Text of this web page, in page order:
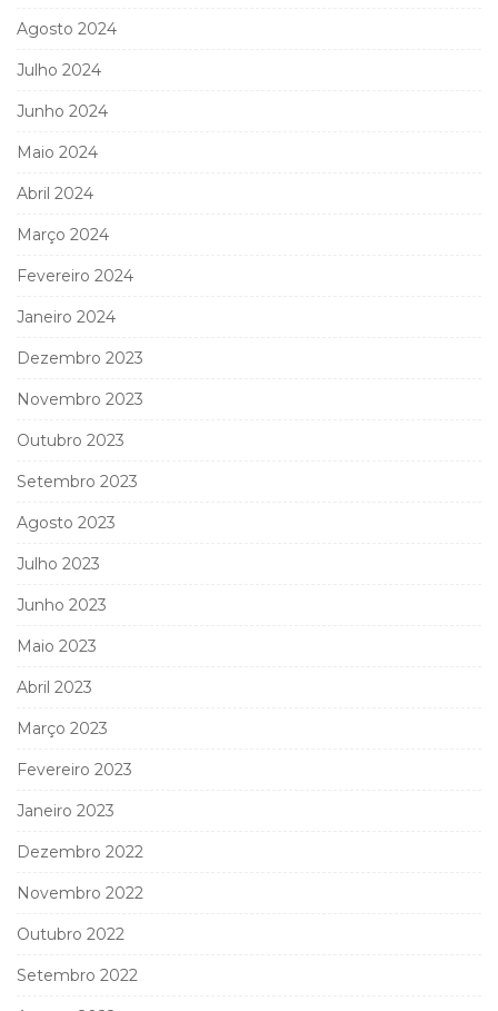
Agosto 2024
Julho 2024
Junho 2024
Maio 2024
Abril 2024
Março 2024
Fevereiro 2024
Janeiro 2024
Dezembro 2023
Novembro 2023
Outubro 2023
Setembro 2023
Agosto 2023
Julho 2023
Junho 2023
Maio 2023
Abril 2023
Março 2023
Fevereiro 2023
Janeiro 2023
Dezembro 2022
Novembro 2022
Outubro 2022
Setembro 2022